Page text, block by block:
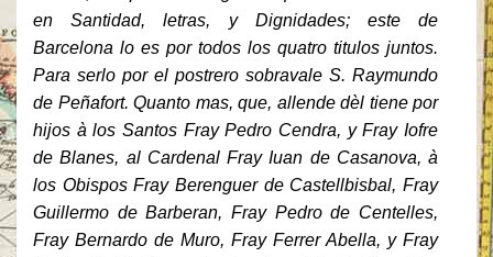
en Santidad, letras, y Dignidades; este de
Barcelona lo es por todos los quatro titulos juntos.
Para serlo por el postrero sobravale S. Raymundo
de Peñafort. Quanto mas, que, allende dèl tiene por
hijos à los Santos Fray Pedro Cendra, y Fray Iofre
de Blanes, al Cardenal Fray Iuan de Casanova, à
los Obispos Fray Berenguer de Castellbisbal, Fray
Guillermo de Barberan, Fray Pedro de Centelles,
Fray Bernardo de Muro, Fray Ferrer Abella, y Fray